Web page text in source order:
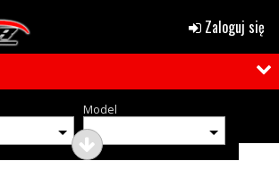
Zaloguj się
Model